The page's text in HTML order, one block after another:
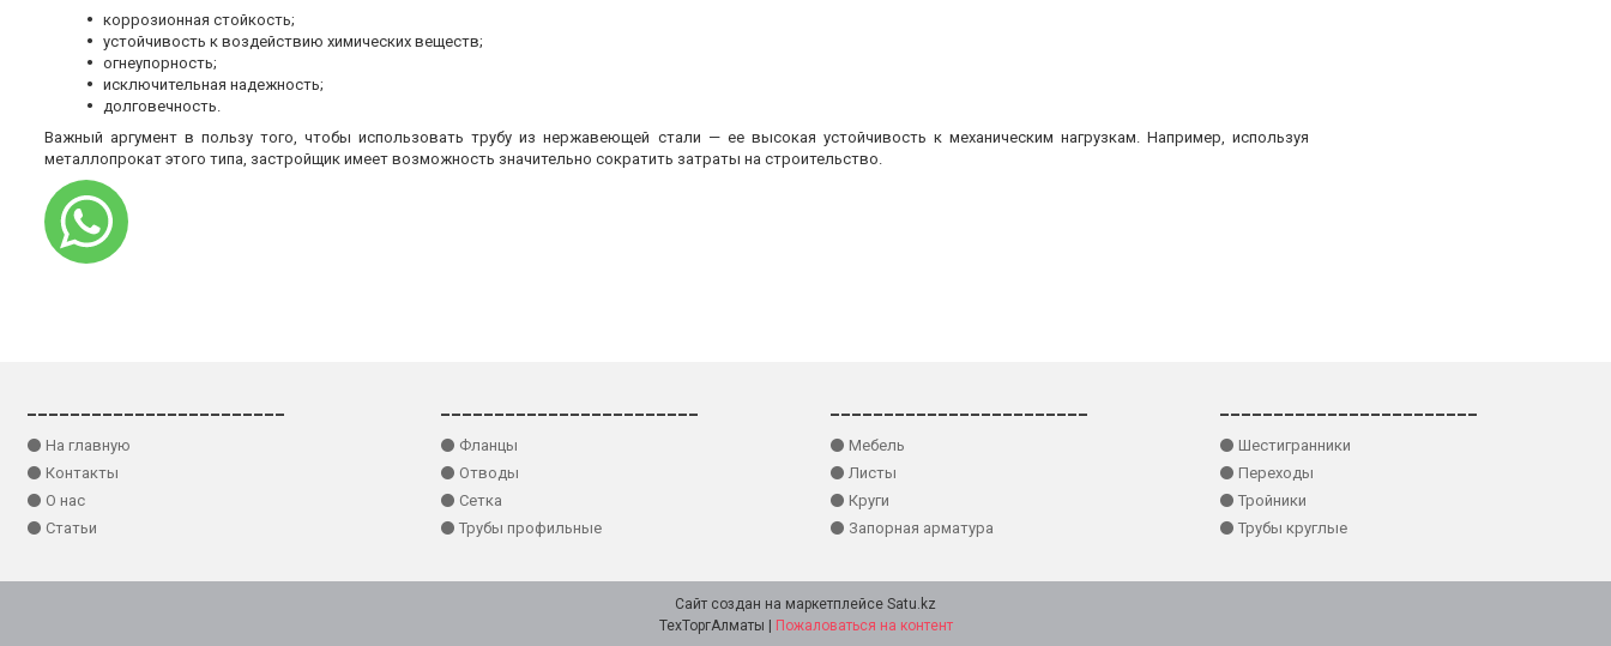
коррозионная стойкость;
устойчивость к воздействию химических веществ;
огнеупорность;
исключительная надежность;
долговечность.
Важный аргумент в пользу того, чтобы использовать трубу из нержавеющей стали — ее высокая устойчивость к механическим нагрузкам. Например, используя
металлопрокат этого типа, застройщик имеет возможность значительно сократить затраты на строительство.
⚫ На главную
⚫ Контакты
⚫ О нас
⚫ Статьи
⚫ Фланцы
⚫ Отводы
⚫ Сетка
⚫ Трубы профильные
⚫ Мебель
⚫ Листы
⚫ Круги
⚫ Запорная арматура
⚫ Шестигранники
⚫ Переходы
⚫ Тройники
⚫ Трубы круглые
Сайт создан на маркетплейсе Satu.kz
Пожаловаться на контент